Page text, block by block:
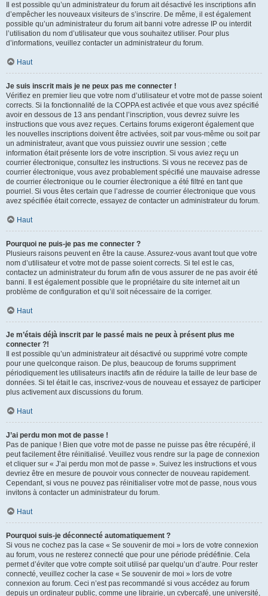
Il est possible qu’un administrateur du forum ait désactivé les inscriptions afin
d’empêcher les nouveaux visiteurs de s’inscrire. De même, il est également
possible qu’un administrateur du forum ait banni votre adresse IP ou interdit
l’utilisation du nom d’utilisateur que vous souhaitez utiliser. Pour plus
d’informations, veuillez contacter un administrateur du forum.
Haut
Je suis inscrit mais je ne peux pas me connecter !
Vérifiez en premier lieu que votre nom d’utilisateur et votre mot de passe soient
corrects. Si la fonctionnalité de la COPPA est activée et que vous avez spécifié
avoir en dessous de 13 ans pendant l’inscription, vous devrez suivre les
instructions que vous avez reçues. Certains forums exigeront également que
les nouvelles inscriptions doivent être activées, soit par vous-même ou soit par
un administrateur, avant que vous puissiez ouvrir une session ; cette
information était présente lors de votre inscription. Si vous aviez reçu un
courrier électronique, consultez les instructions. Si vous ne recevez pas de
courrier électronique, vous avez probablement spécifié une mauvaise adresse
de courrier électronique ou le courrier électronique a été filtré en tant que
pourriel. Si vous êtes certain que l’adresse de courrier électronique que vous
avez spécifiée était correcte, essayez de contacter un administrateur du forum.
Haut
Pourquoi ne puis-je pas me connecter ?
Plusieurs raisons peuvent en être la cause. Assurez-vous avant tout que votre
nom d’utilisateur et votre mot de passe soient corrects. Si tel est le cas,
contactez un administrateur du forum afin de vous assurer de ne pas avoir été
banni. Il est également possible que le propriétaire du site internet ait un
problème de configuration et qu’il soit nécessaire de la corriger.
Haut
Je m’étais déjà inscrit par le passé mais ne peux à présent plus me
connecter ?!
Il est possible qu’un administrateur ait désactivé ou supprimé votre compte
pour une quelconque raison. De plus, beaucoup de forums suppriment
périodiquement les utilisateurs inactifs afin de réduire la taille de leur base de
données. Si tel était le cas, inscrivez-vous de nouveau et essayez de participer
plus activement aux discussions du forum.
Haut
J’ai perdu mon mot de passe !
Pas de panique ! Bien que votre mot de passe ne puisse pas être récupéré, il
peut facilement être réinitialisé. Veuillez vous rendre sur la page de connexion
et cliquer sur « J’ai perdu mon mot de passe ». Suivez les instructions et vous
devriez être en mesure de pouvoir vous connecter de nouveau rapidement.
Cependant, si vous ne pouvez pas réinitialiser votre mot de passe, nous vous
invitons à contacter un administrateur du forum.
Haut
Pourquoi suis-je déconnecté automatiquement ?
Si vous ne cochez pas la case « Se souvenir de moi » lors de votre connexion
au forum, vous ne resterez connecté que pour une période prédéfinie. Cela
permet d’éviter que votre compte soit utilisé par quelqu’un d’autre. Pour rester
connecté, veuillez cocher la case « Se souvenir de moi » lors de votre
connexion au forum. Ceci n’est pas recommandé si vous accédez au forum
depuis un ordinateur public, comme une librairie, un cybercafé, une université,